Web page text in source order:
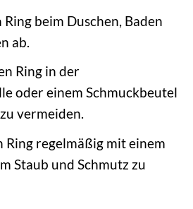
Ring beim Duschen, Baden
ab.
Ring in der
oder einem Schmuckbeutel
vermeiden.
Ring regelmäßig mit einem
Staub und Schmutz zu